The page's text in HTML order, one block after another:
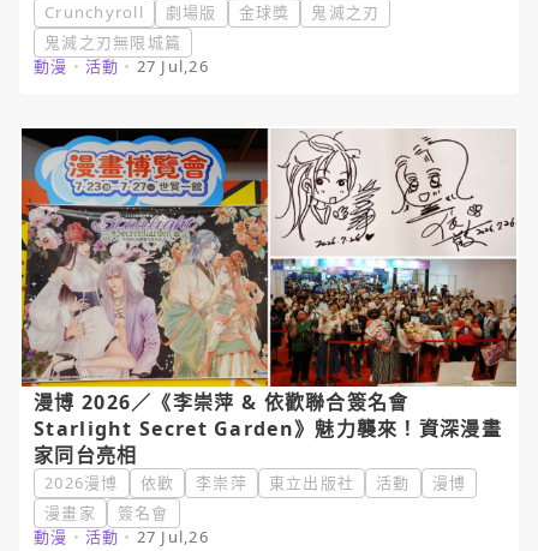
Crunchyroll 劇場版 金球獎
鬼滅之刃
鬼滅之刃無限城篇
動漫 ・ 活動 ・ 27 Jul,26
漫博 2026／《李崇萍 & 依歡聯合簽名會
Starlight Secret Garden》魅力襲來！資深漫畫
家同台亮相
2026漫博 依歡 李崇萍 東立出版社 活動
漫博
漫畫家
簽名會
動漫 ・ 活動 ・ 27 Jul,26